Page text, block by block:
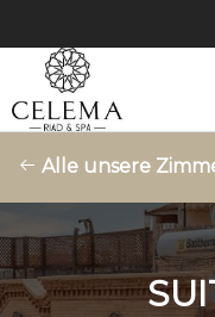
Alle unsere